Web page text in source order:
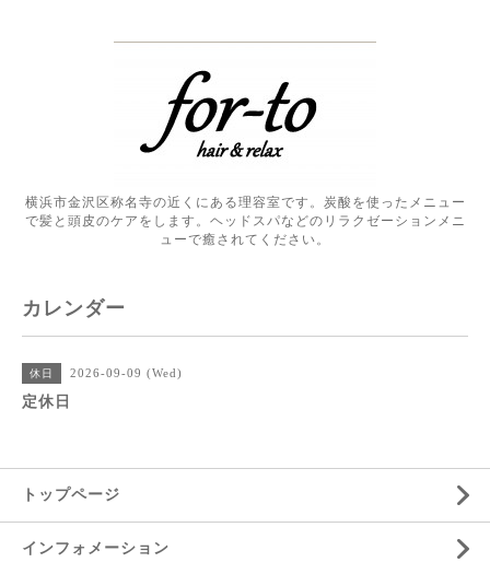
横浜市金沢区称名寺の近くにある理容室です。炭酸を使ったメニュー
で髪と頭皮のケアをします。ヘッドスパなどのリラクゼーションメニ
ューで癒されてください。
カレンダー
休日 2026-09-09 (Wed)
定休日
トップページ
インフォメーション